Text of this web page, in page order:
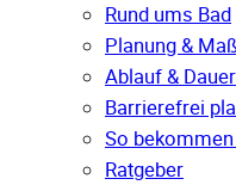
Rund ums Bad
Planung &
Ablauf & Dauer
Barrierefrei
So
Ratgeber